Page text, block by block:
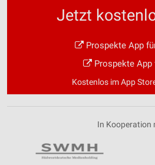
Jetzt
Prospekte App
Prospekte App
Kostenlos im App
In Kooperation